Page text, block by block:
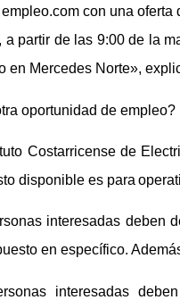
con una
a partir de las 9:00 de la
en Mercedes Norte»,
oportunidad de empleo?
Costarricense de
disponible es para
interesadas deben
en específico.
interesadas